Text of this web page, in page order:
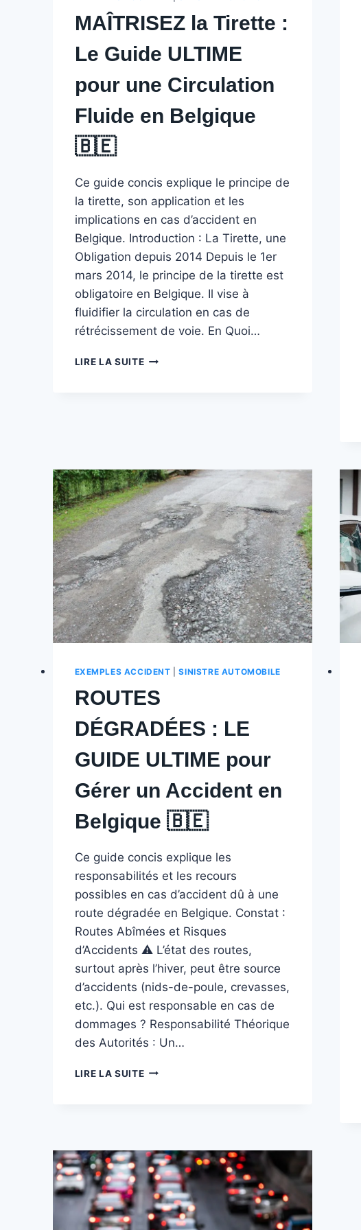
MAÎTRISEZ la Tirette :
Le Guide ULTIME
pour une Circulation
Fluide en Belgique
🇧🇪 ️
Ce guide concis explique le principe de
la tirette, son application et les
implications en cas d’accident en
Belgique. Introduction : La Tirette, une
Obligation depuis 2014 Depuis le 1er
mars 2014, le principe de la tirette est
obligatoire en Belgique. Il vise à
fluidifier la circulation en cas de
rétrécissement de voie. En Quoi…
LIRE LA SUITEMAÎTRISEZ
UNE
CIRCULATION
FLUIDE
EN
BELGIQUE
🇧🇪
️
EXEMPLES ACCIDENT |SINISTRE AUTOMOBILE
ROUTES
DÉGRADÉES : LE
GUIDE ULTIME pour
Gérer un Accident en
Belgique 🇧🇪 ️
Ce guide concis explique les
responsabilités et les recours
possibles en cas d’accident dû à une
route dégradée en Belgique. Constat :
Routes Abîmées et Risques
d’Accidents ⚠️ L’état des routes,
surtout après l’hiver, peut être source
d’accidents (nids-de-poule, crevasses,
etc.). Qui est responsable en cas de
dommages ? Responsabilité Théorique
des Autorités : Un…
LIRE LA SUITEROUTES
POUR
GÉRER
UN
ACCIDENT
EN